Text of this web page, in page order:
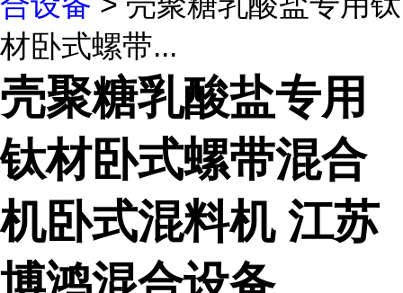
材卧式螺带...
壳聚糖乳酸盐专用
钛材卧式螺带混合
机卧式混料机 江苏